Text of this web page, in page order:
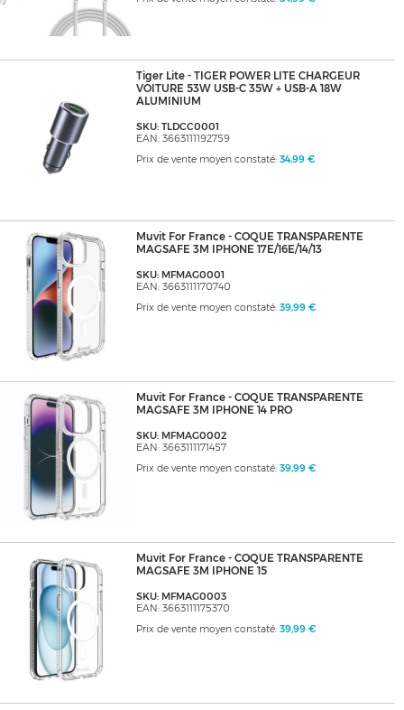
Tiger Lite - TIGER POWER LITE CHARGEUR
VOITURE 53W USB-C 35W + USB-A 18W
ALUMINIUM
SKU: TLDCC0001
EAN: 3663111192759
Prix de vente moyen constaté: 34,99 €
Muvit For France - COQUE TRANSPARENTE
MAGSAFE 3M IPHONE 17E/16E/14/13
SKU: MFMAG0001
EAN: 3663111170740
Prix de vente moyen constaté: 39,99 €
Muvit For France - COQUE TRANSPARENTE
MAGSAFE 3M IPHONE 14 PRO
SKU: MFMAG0002
EAN: 3663111171457
Prix de vente moyen constaté: 39,99 €
Muvit For France - COQUE TRANSPARENTE
MAGSAFE 3M IPHONE 15
SKU: MFMAG0003
EAN: 3663111175370
Prix de vente moyen constaté: 39,99 €